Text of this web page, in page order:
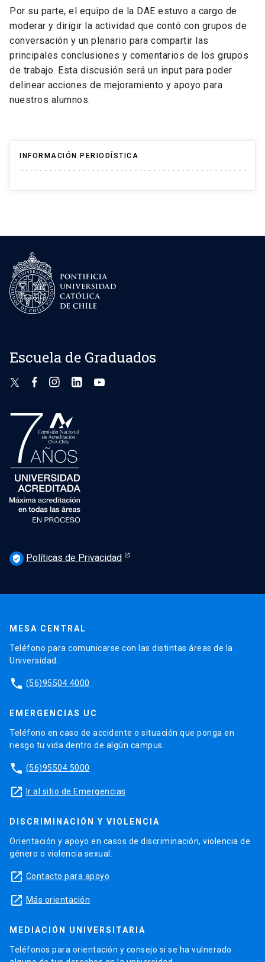
Por su parte, el equipo de la DAE estuvo a cargo de
moderar y dirigir la actividad que contó con grupos de
conversación y un plenario para compartir las
principales conclusiones y comentarios de los grupos
de trabajo. Esta discusión será un input para poder
delinear acciones de mejoramiento y apoyo para
nuestros alumnos.
INFORMACIÓN PERIODÍSTICA
Escuela de Graduados
verified_user Políticas de Privacidad
MESA CENTRAL
Teléfono para comunicarse con las distintas áreas de la
Universidad.
phone (56)95504 4000
EMERGENCIAS UC
Teléfono en caso de accidente o situación que ponga en
riesgo tu vida dentro de algún campus.
phone (56)95504 5000
launch Ir al sitio de Emergencias
DISCRIMINACIÓN Y VIOLENCIA
Orientación y apoyo en casos de discriminación, violencia de
género o violencia sexual.
launch Contacto para apoyo
launch Más orientación
MEDIACIÓN UNIVERSITARIA
Teléfonos para orientación y consejo si se ha vulnerado